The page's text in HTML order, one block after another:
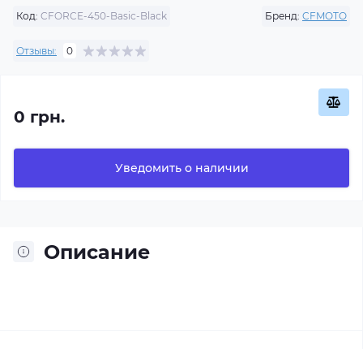
Код: CFORCE-450-Basic-Black Бренд: CFMOTO
Отзывы: 0
0 грн.
Уведомить о наличии
Описание